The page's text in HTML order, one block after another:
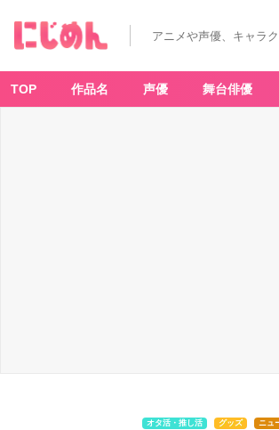
アニメや声優、キャラ
TOP 作品名 声優 舞台俳優
オタ活・推し活 グッズ ニュ